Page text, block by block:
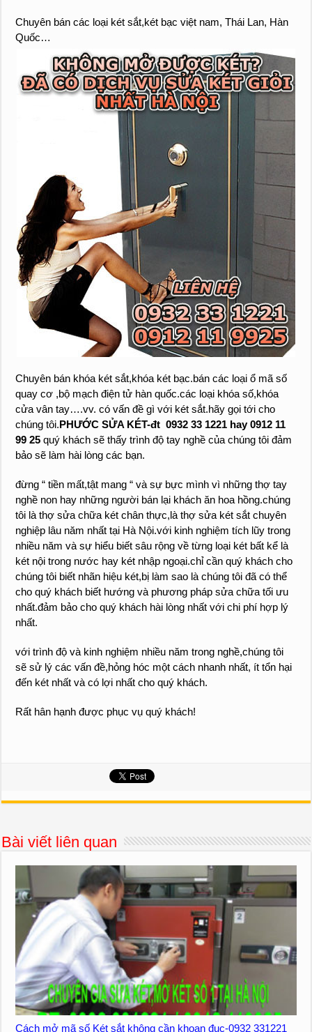
Chuyên bán các loại két sắt,két bạc việt nam, Thái Lan, Hàn
Quốc…
Chuyên bán khóa két sắt,khóa két bạc.bán các loại ổ mã số
quay cơ ,bộ mạch điện tử hàn quốc.các loại khóa số,khóa
cửa vân tay….vv. có vấn đề gì với két sắt.hãy gọi tới cho
chúng tôi.PHƯỚC SỬA KÉT-đt 0932 33 1221 hay 0912 11
99 25 quý khách sẽ thấy trình độ tay nghề của chúng tôi đảm
bảo sẽ làm hài lòng các bạn.
đừng “ tiền mất,tật mang “ và sự bực mình vì những thợ tay
nghề non hay những người bán lại khách ăn hoa hồng.chúng
tôi là thợ sửa chữa két chân thực,là thợ sửa két sắt chuyên
nghiệp lâu năm nhất tại Hà Nội.với kinh nghiệm tích lũy trong
nhiều năm và sự hiểu biết sâu rộng về từng loại két bất kể là
két nội trong nước hay két nhập ngoại.chỉ cần quý khách cho
chúng tôi biết nhãn hiệu két,bị làm sao là chúng tôi đã có thể
cho quý khách biết hướng và phương pháp sửa chữa tối ưu
nhất.đảm bảo cho quý khách hài lòng nhất với chi phí hợp lý
nhất.
với trình độ và kinh nghiệm nhiều năm trong nghề,chúng tôi
sẽ sử lý các vấn đề,hỏng hóc một cách nhanh nhất, ít tổn hại
đến két nhất và có lợi nhất cho quý khách.
Rất hân hạnh được phục vụ quý khách!
Bài viết liên quan
Cách mở mã số Két sắt không cần khoan đục-0932 331221